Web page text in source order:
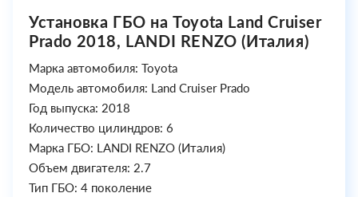
Установка ГБО на Toyota Land Cruiser
Prado 2018, LANDI RENZO (Италия)
Марка автомобиля: Toyota
Модель автомобиля: Land Cruiser Prado
Год выпуска: 2018
Количество цилиндров: 6
Марка ГБО: LANDI RENZO (Италия)
Объем двигателя: 2.7
Тип ГБО: 4 поколение